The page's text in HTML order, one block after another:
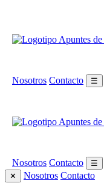
Nosotros Contacto ☰
Nosotros Contacto
☰
✕
Nosotros Contacto